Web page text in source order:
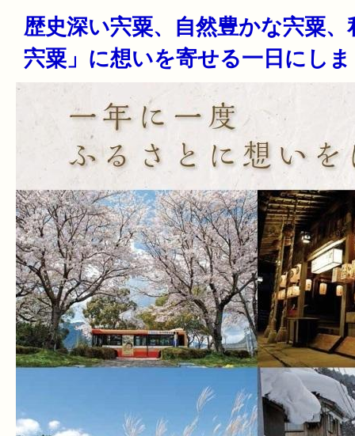
歴史深い宍粟、自然豊かな宍粟
宍粟」に想いを寄せる一日にし